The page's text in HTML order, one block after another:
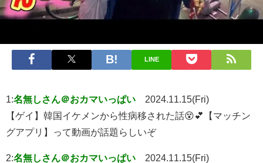
LINE
1:名無しさん＠おカマいっぱい
2024.11.15(Fri)
【ゲイ】韓国イケメンから性病移された話😵💕【マッチン
グアプリ】って動画が話題らしいぞ
2:名無しさん＠おカマいっぱい 2024.11.15(Fri)